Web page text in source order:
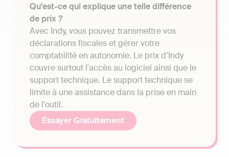
Qu'est-ce qui explique une telle différence
de prix ?
Avec Indy, vous pouvez transmettre vos
déclarations fiscales et gérer votre
comptabilité en autonomie. Le prix d’Indy
couvre surtout l'accès au logiciel ainsi que le
support technique. Le support technique se
limite à une assistance dans la prise en main
de l'outil.
Essayer Gratuitement